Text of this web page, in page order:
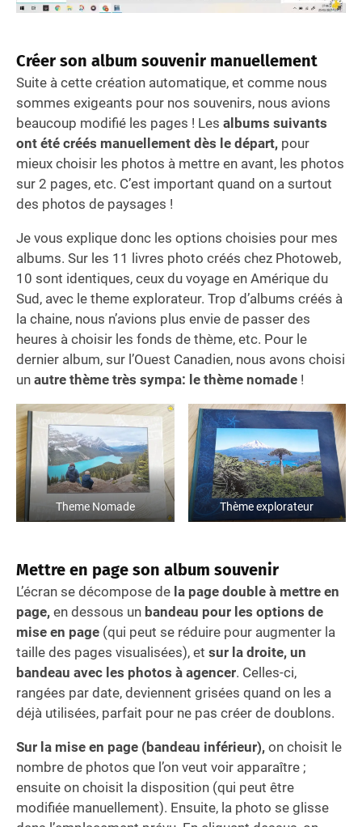
Créer son album souvenir manuellement
Suite à cette création automatique, et comme nous
sommes exigeants pour nos souvenirs, nous avions
beaucoup modifié les pages ! Les albums suivants
ont été créés manuellement dès le départ, pour
mieux choisir les photos à mettre en avant, les photos
sur 2 pages, etc. C’est important quand on a surtout
des photos de paysages !
Je vous explique donc les options choisies pour mes
albums. Sur les 11 livres photo créés chez Photoweb,
10 sont identiques, ceux du voyage en Amérique du
Sud, avec le theme explorateur. Trop d’albums créés à
la chaine, nous n’avions plus envie de passer des
heures à choisir les fonds de thème, etc. Pour le
dernier album, sur l’Ouest Canadien, nous avons choisi
un autre thème très sympa: le thème nomade !
Theme Nomade Thème explorateur
Mettre en page son album souvenir
L’écran se décompose de la page double à mettre en
page, en dessous un bandeau pour les options de
mise en page (qui peut se réduire pour augmenter la
taille des pages visualisées), et sur la droite, un
bandeau avec les photos à agencer. Celles-ci,
rangées par date, deviennent grisées quand on les a
déjà utilisées, parfait pour ne pas créer de doublons.
Sur la mise en page (bandeau inférieur), on choisit le
nombre de photos que l’on veut voir apparaître ;
ensuite on choisit la disposition (qui peut être
modifiée manuellement). Ensuite, la photo se glisse